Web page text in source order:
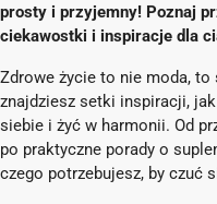
prosty i przyjemny! Poznaj
ciekawostki i inspiracje dla
Zdrowe życie to nie moda, to
znajdziesz setki inspiracji,
siebie i żyć w harmonii. Od
po praktyczne porady o
czego potrzebujesz, by czuć